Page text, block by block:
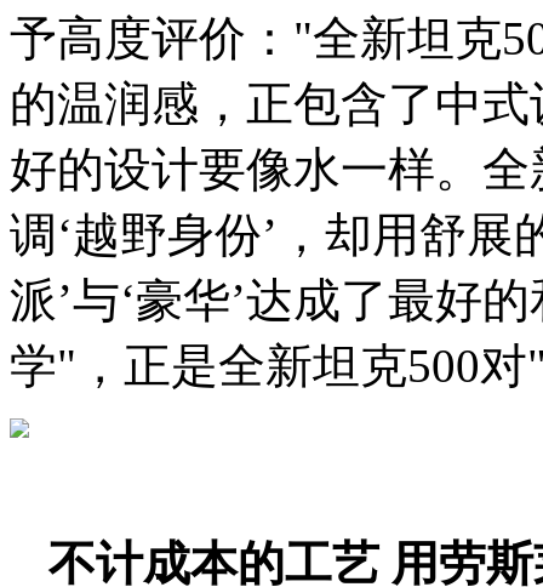
予高度评价："全新坦克
的温润感，正包含了中
好的设计要像水一样。
调‘越野身份’，却用舒展
派’与‘豪华’达成了最好
学"，正是全新坦克500
不计成本的工艺 用劳